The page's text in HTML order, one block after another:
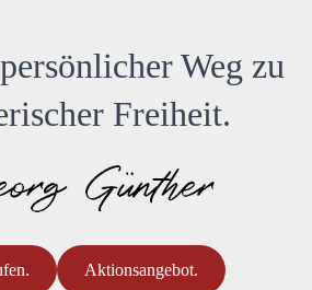
Weg zu
Freiheit.
Aktionsangebot.